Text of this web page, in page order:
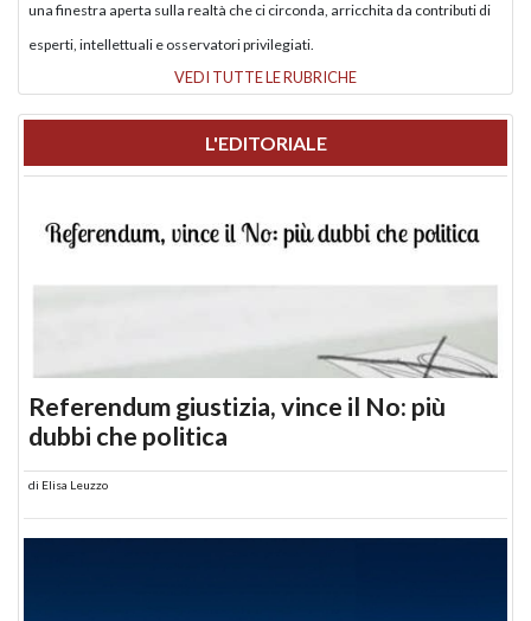
una finestra aperta sulla realtà che ci circonda, arricchita da contributi di
esperti, intellettuali e osservatori privilegiati.
VEDI TUTTE LE RUBRICHE
L'EDITORIALE
Referendum giustizia, vince il No: più
dubbi che politica
di Elisa Leuzzo